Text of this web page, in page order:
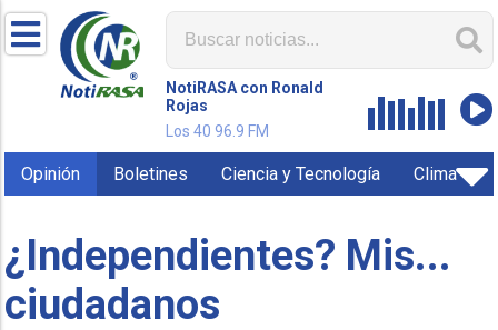
NotiRASA con Ronald
Rojas
Los 40 96.9 FM
Opinión Boletines Ciencia y Tecnología Clima
¿Independientes? Mis...
ciudadanos